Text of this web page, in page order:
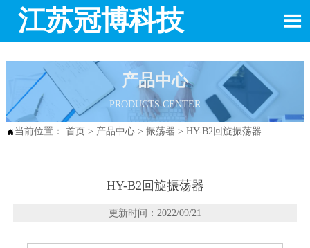
江苏冠博科技 
产品中心
—— PRODUCTS CENTER ——
当前位置： 首页 > 产品中心> 振荡器 > HY-B2回旋振荡器
HY-B2回旋振荡器
更新时间：2022/09/21